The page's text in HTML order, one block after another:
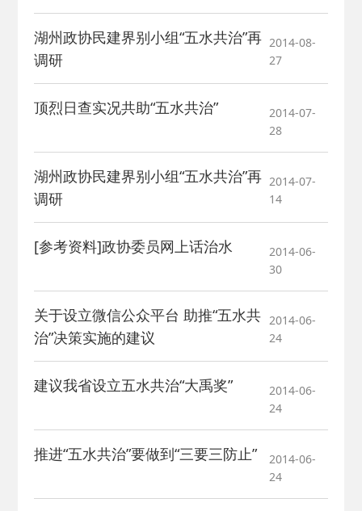
湖州政协民建界别小组“五水共治”再
调研
2014-08-
27
顶烈日查实况共助“五水共治”
2014-07-
28
湖州政协民建界别小组“五水共治”再
调研
2014-07-
14
[参考资料]政协委员网上话治水
2014-06-
30
关于设立微信公众平台 助推“五水共
治”决策实施的建议
2014-06-
24
建议我省设立五水共治“大禹奖”
2014-06-
24
推进“五水共治”要做到“三要三防止”
2014-06-
24